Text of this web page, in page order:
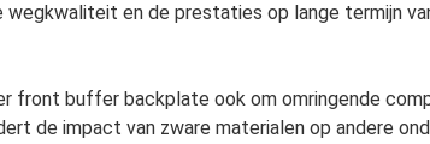
en de prestaties op lange termijn
front buffer backplate ook om omringende
de impact van zware materialen op andere